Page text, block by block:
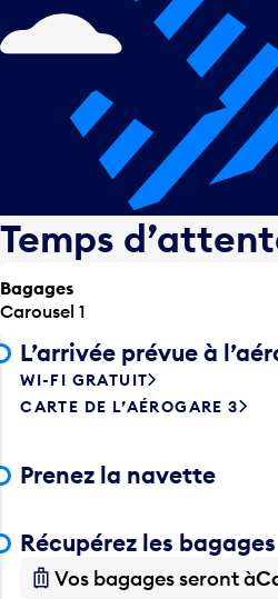
Temps
Bagages
Carousel 1
L’arrivée prévue à
WI-FI GRATUIT
CARTE DE L’AÉROGARE 3
Prenez la navette
Récupérez les bagages
Vos bagages seront à